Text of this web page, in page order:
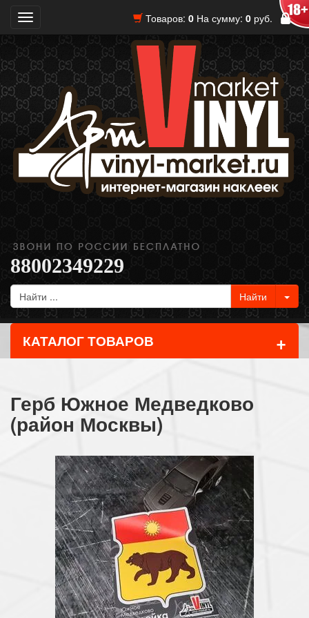
Товаров: 0 На сумму: 0 руб.
Toggle
navigation
88002349229
КАТАЛОГ ТОВАРОВ +
Герб Южное Медведково
(район Москвы)